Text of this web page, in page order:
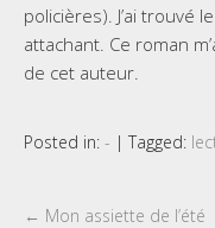
policières). J’ai trouvé
attachant. Ce roman
de cet auteur.
Posted in: - | Tagged:
← Mon assiette de l’été